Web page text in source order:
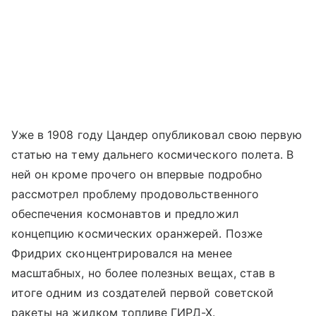
Уже в 1908 году Цандер опубликовал свою первую
статью на тему дальнего космического полета. В
ней он кроме прочего он впервые подробно
рассмотрел проблему продовольственного
обеспечения космонавтов и предложил
концепцию космических оранжерей. Позже
Фридрих сконцентрировался на менее
масштабных, но более полезных вещах, став в
итоге одним из создателей первой советской
ракеты на жидком топливе ГИРД-Х.